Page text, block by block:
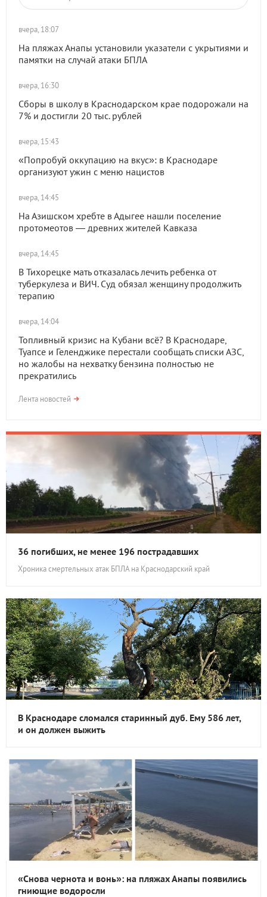
вчера, 18:07
На пляжах Анапы установили указатели с укрытиями и
памятки на случай атаки БПЛА
вчера, 16:30
Сборы в школу в Краснодарском крае подорожали на
7% и достигли 20 тыс. рублей
вчера, 15:43
«Попробуй оккупацию на вкус»: в Краснодаре
организуют ужин с меню нацистов
вчера, 14:45
На Азишском хребте в Адыгее нашли поселение
протомеотов — древних жителей Кавказа
вчера, 14:45
В Тихорецке мать отказалась лечить ребенка от
туберкулеза и ВИЧ. Суд обязал женщину продолжить
терапию
вчера, 14:04
Топливный кризис на Кубани всё? В Краснодаре,
Туапсе и Геленджике перестали сообщать списки АЗС,
но жалобы на нехватку бензина полностью не
прекратились
Лента новостей
36 погибших, не менее 196 пострадавших
Хроника смертельных атак БПЛА на Краснодарский край
В Краснодаре сломался старинный дуб. Ему 586 лет,
и он должен выжить
«Снова чернота и вонь»: на пляжах Анапы появились
гниющие водоросли